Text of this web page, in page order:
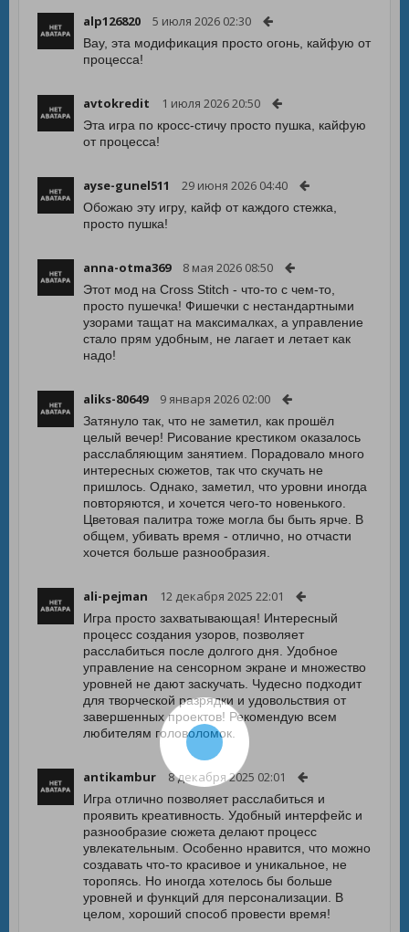
alp126820 5 июля 2026 02:30
Вау, эта модификация просто огонь, кайфую от
процесса!
avtokredit 1 июля 2026 20:50
Эта игра по кросс-стичу просто пушка, кайфую
от процесса!
ayse-gunel511 29 июня 2026 04:40
Обожаю эту игру, кайф от каждого стежка,
просто пушка!
anna-otma369 8 мая 2026 08:50
Этот мод на Cross Stitch - что-то с чем-то,
просто пушечка! Фишечки с нестандартными
узорами тащат на максималках, а управление
стало прям удобным, не лагает и летает как
надо!
aliks-80649 9 января 2026 02:00
Затянуло так, что не заметил, как прошёл
целый вечер! Рисование крестиком оказалось
расслабляющим занятием. Порадовало много
интересных сюжетов, так что скучать не
пришлось. Однако, заметил, что уровни иногда
повторяются, и хочется чего-то новенького.
Цветовая палитра тоже могла бы быть ярче. В
общем, убивать время - отлично, но отчасти
хочется больше разнообразия.
ali-pejman 12 декабря 2025 22:01
Игра просто захватывающая! Интересный
процесс создания узоров, позволяет
расслабиться после долгого дня. Удобное
управление на сенсорном экране и множество
уровней не дают заскучать. Чудесно подходит
для творческой разрядки и удовольствия от
завершенных проектов! Рекомендую всем
любителям головоломок.
antikambur 8 декабря 2025 02:01
Игра отлично позволяет расслабиться и
проявить креативность. Удобный интерфейс и
разнообразие сюжета делают процесс
увлекательным. Особенно нравится, что можно
создавать что-то красивое и уникальное, не
торопясь. Но иногда хотелось бы больше
уровней и функций для персонализации. В
целом, хороший способ провести время!